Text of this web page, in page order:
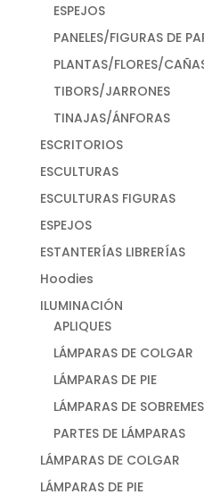
ESPEJOS
PANELES/FIGURAS DE
PLANTAS/FLORES/
TIBORS/JARRONES
TINAJAS/ÁNFORAS
ESCRITORIOS
ESCULTURAS
ESCULTURAS FIGURAS
ESPEJOS
ESTANTERÍAS LIBRERÍAS
Hoodies
ILUMINACIÓN
APLIQUES
LÁMPARAS DE COLGAR
LÁMPARAS DE PIE
LÁMPARAS DE
PARTES DE LÁMPARAS
LÁMPARAS DE COLGAR
LÁMPARAS DE PIE